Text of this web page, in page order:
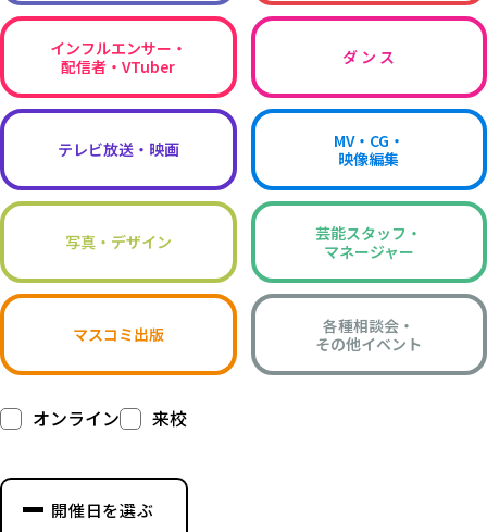
インフルエンサー・
配信者・VTuber
ダ ン ス
テレビ放送・映画
MV・CG・
映像編集
写真・デザイン
芸能スタッフ・
マネージャー
マスコミ出版
各種相談会・
その他イベント
オンライン 来校
開催日を選ぶ